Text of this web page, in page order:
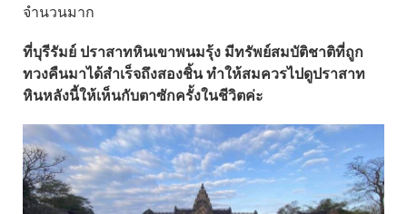
จำนวนมาก
ที่บุรีรัมย์ ปราสาทหินเขาพนมรุ้ง มีทรัพย์สมบัติชาติที่ถูก
ทวงคืนมาได้สำเร็จถึงสองชิ้น ทำให้สมควรไปดูปราสาท
หินหลังนี้ให้เห็นกับตาซักครั้งในชีวิตค่ะ